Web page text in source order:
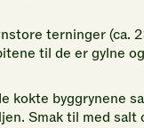
terninger (ca.
til de er gylne
kokte byggrynene
Smak til med salt